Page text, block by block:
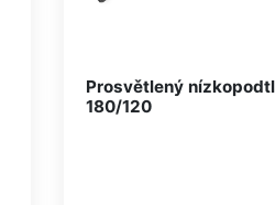
Prosvětlený
180/120